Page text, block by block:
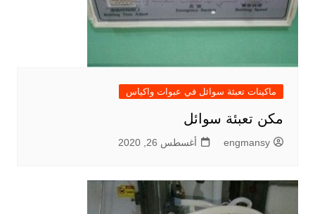
ماكينات تعبئة سوائل في عبوات واكياس
مكن تعبئة سوائل
engmansy أغسطس 26, 2020